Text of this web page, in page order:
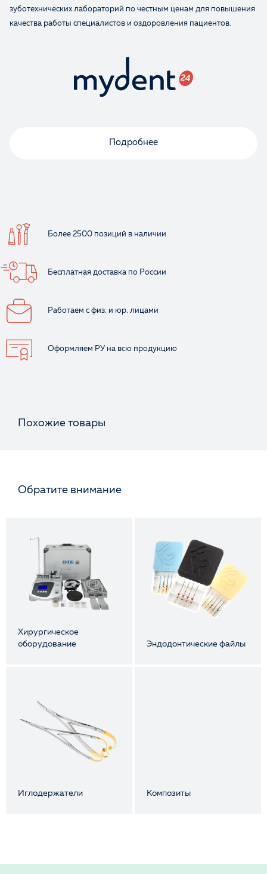
зуботехнических лабораторий по честным ценам для повышения
качества работы специалистов и оздоровления пациентов.
Подробнее
Более 2500 позиций в наличии
Бесплатная доставка по России
Работаем с физ. и юр. лицами
Оформляем РУ на всю продукцию
Похожие товары
Обратите внимание
Хирургическое
оборудование
Эндодонтические файлы
Иглодержатели Композиты